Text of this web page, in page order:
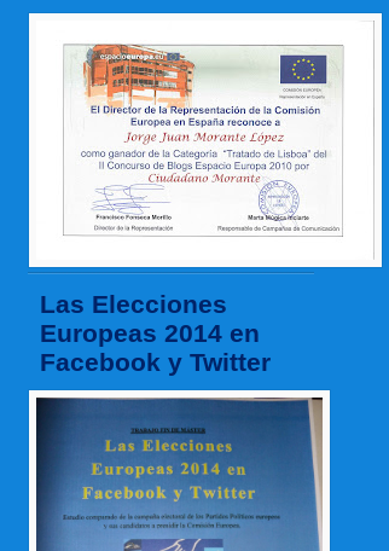
Las Elecciones
Europeas 2014 en
Facebook y Twitter